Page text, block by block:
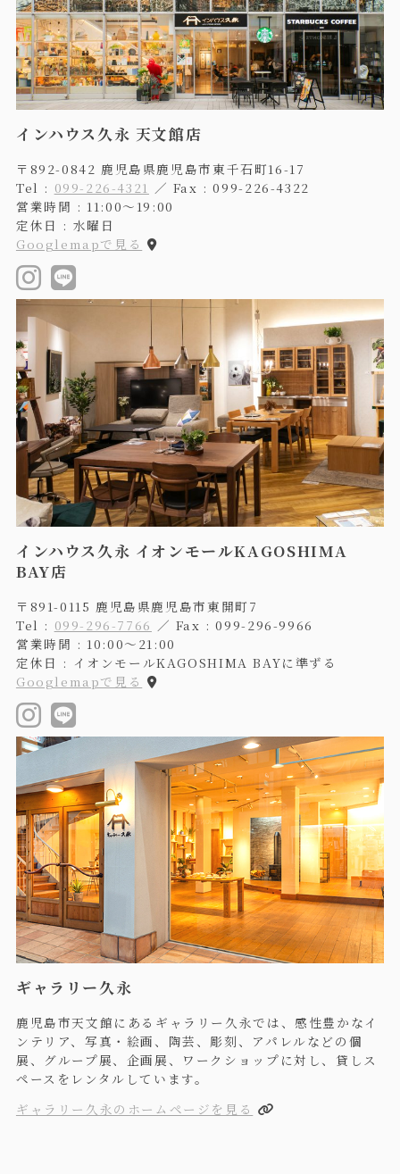
インハウス久永 天文館店
〒892-0842 鹿児島県鹿児島市東千石町16-17
Tel : 099-226-4321 ／ Fax : 099-226-4322
営業時間 : 11:00〜19:00
定休日 : 水曜日
Googlemapで見る
インハウス久永 イオンモールKAGOSHIMA
BAY店
〒891-0115 鹿児島県鹿児島市東開町7
Tel : 099-296-7766 ／ Fax : 099-296-9966
営業時間 : 10:00〜21:00
定休日 : イオンモールKAGOSHIMA BAYに準ずる
Googlemapで見る
ギャラリー久永
鹿児島市天文館にあるギャラリー久永では、感性豊かなイ
ンテリア、写真・絵画、陶芸、彫刻、アパレルなどの個
展、グループ展、企画展、ワークショップに対し、貸しス
ペースをレンタルしています。
ギャラリー久永のホームページを見る